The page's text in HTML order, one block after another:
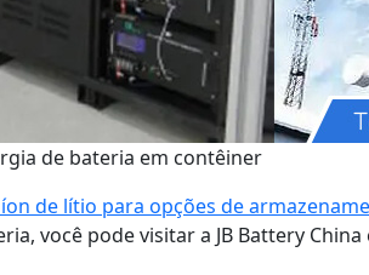
de bateria em contêiner
de lítio para opções de
você pode visitar a JB Battery China